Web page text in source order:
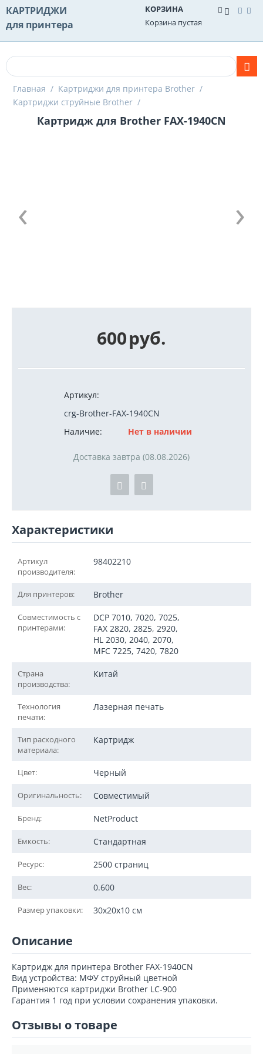
КАРТРИДЖИ
для принтера
КОРЗИНА
Корзина пустая
Главная / Картриджи для принтера Brother /
Картриджи струйные Brother /
Картридж для Brother FAX-1940CN
600руб.
Артикул:
crg-Brother-FAX-1940CN
Наличие:
Нет в наличии
Доставка завтра (08.08.2026)
Характеристики
Артикул
производителя:
98402210
Для принтеров: Brother
Совместимость с
принтерами:
DCP 7010, 7020, 7025,
FAX 2820, 2825, 2920,
HL 2030, 2040, 2070,
MFC 7225, 7420, 7820
Страна
производства:
Китай
Технология
печати:
Лазерная печать
Тип расходного
материала:
Картридж
Цвет: Черный
Оригинальность: Совместимый
Бренд: NetProduct
Емкость: Стандартная
Ресурс: 2500 страниц
Вес: 0.600
Размер упаковки: 30x20x10 см
Описание
Картридж для принтера Brother FAX-1940CN
Вид устройства: МФУ струйный цветной
Применяются картриджи Brother LC-900
Гарантия 1 год при условии сохранения упаковки.
Отзывы о товаре